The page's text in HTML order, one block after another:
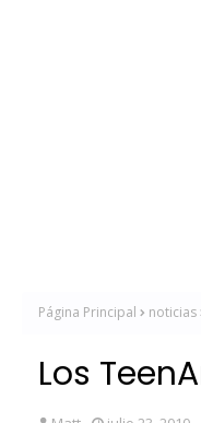
Página Principal noticias
Los